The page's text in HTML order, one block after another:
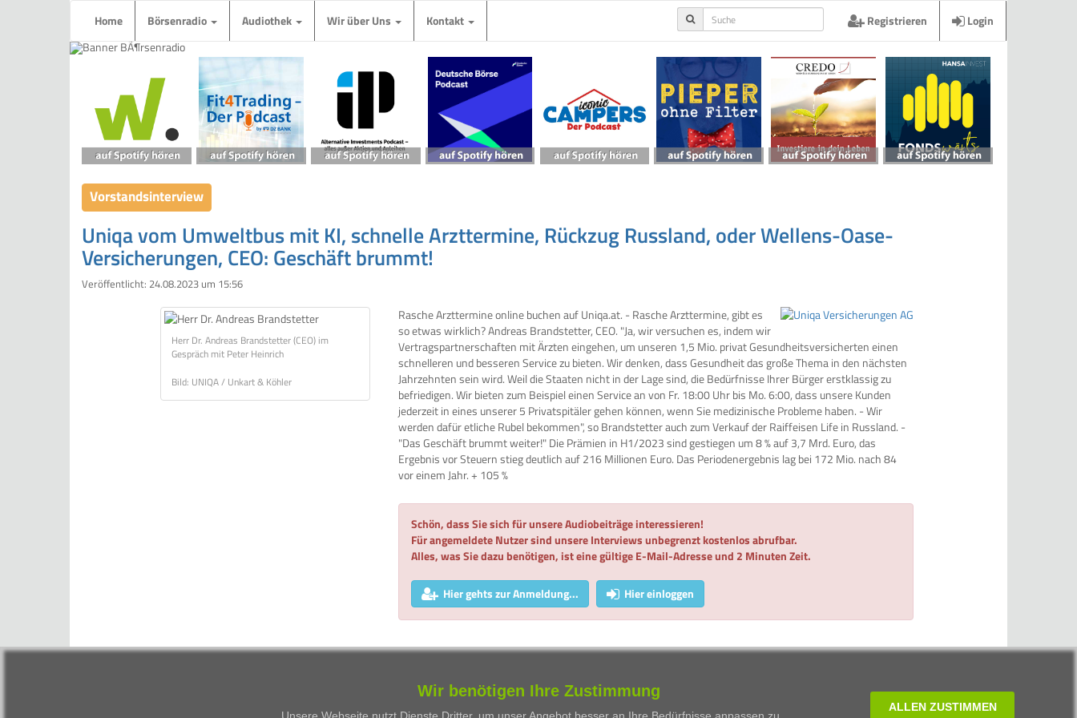
Home Börsenradio Audiothek Wir über Uns Kontakt Registrieren Login
Vorstandsinterview
Uniqa vom Umweltbus mit KI, schnelle Arzttermine, Rückzug Russland, oder Wellens-Oase-
Versicherungen, CEO: Geschäft brummt!
Veröffentlicht: 24.08.2023 um 15:56
Herr Dr. Andreas Brandstetter (CEO) im
Gespräch mit Peter Heinrich
Bild: UNIQA / Unkart & Köhler
Rasche Arzttermine online buchen auf Uniqa.at. - Rasche Arzttermine, gibt es
so etwas wirklich? Andreas Brandstetter, CEO. "Ja, wir versuchen es, indem wir
Vertragspartnerschaften mit Ärzten eingehen, um unseren 1,5 Mio. privat Gesundheitsversicherten einen
schnelleren und besseren Service zu bieten. Wir denken, dass Gesundheit das große Thema in den nächsten
Jahrzehnten sein wird. Weil die Staaten nicht in der Lage sind, die Bedürfnisse Ihrer Bürger erstklassig zu
befriedigen. Wir bieten zum Beispiel einen Service an von Fr. 18:00 Uhr bis Mo. 6:00, dass unsere Kunden
jederzeit in eines unserer 5 Privatspitäler gehen können, wenn Sie medizinische Probleme haben. - Wir
werden dafür etliche Rubel bekommen", so Brandstetter auch zum Verkauf der Raiffeisen Life in Russland. -
"Das Geschäft brummt weiter!" Die Prämien in H1/2023 sind gestiegen um 8 % auf 3,7 Mrd. Euro, das
Ergebnis vor Steuern stieg deutlich auf 216 Millionen Euro. Das Periodenergebnis lag bei 172 Mio. nach 84
vor einem Jahr. + 105 %
Schön, dass Sie sich für unsere Audiobeiträge interessieren!
Für angemeldete Nutzer sind unsere Interviews unbegrenzt kostenlos abrufbar.
Alles, was Sie dazu benötigen, ist eine gültige E-Mail-Adresse und 2 Minuten Zeit.
Hier gehts zur Anmeldung... Hier einloggen
Besprochene Wertpapiere:
Wir benötigen Ihre Zustimmung
ALLEN ZUSTIMMEN